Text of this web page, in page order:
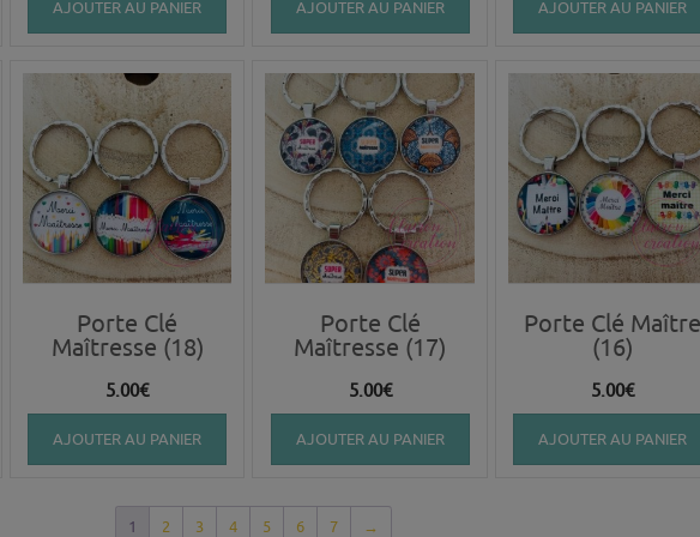
AJOUTER AU PANIER AJOUTER AU PANIER AJOUTER AU PANIER
Porte Clé
Maîtresse (18)
5.00€
AJOUTER AU PANIER
Porte Clé
Maîtresse (17)
5.00€
AJOUTER AU PANIER
Porte Clé
(16)
5.00€
AJOUTER AU PANIER
1 2 3 4 5 6 7 →